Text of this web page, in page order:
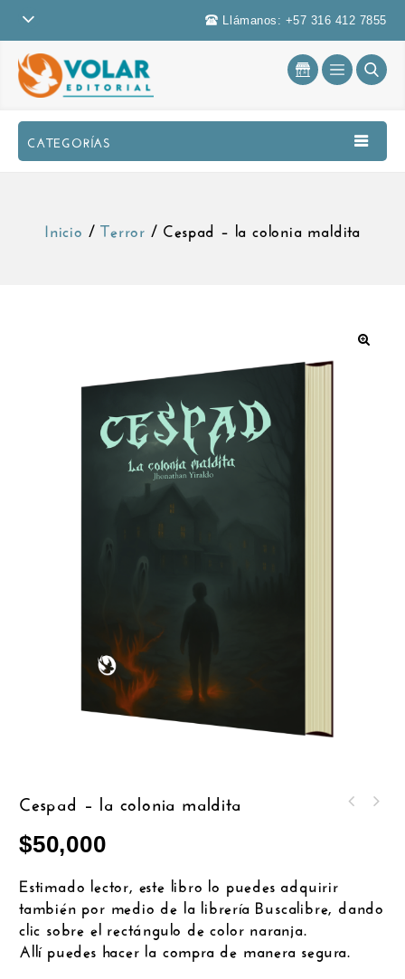
Llámanos: +57 316 412 7855
CATEGORÍAS
Inicio /Terror / Cespad – la colonia maldita
Cespad – la colonia maldita
$50,000
Estimado lector, este libro lo puedes adquirir
también por medio de la librería Buscalibre, dando
clic sobre el rectángulo de color naranja.
Allí puedes hacer la compra de manera segura.